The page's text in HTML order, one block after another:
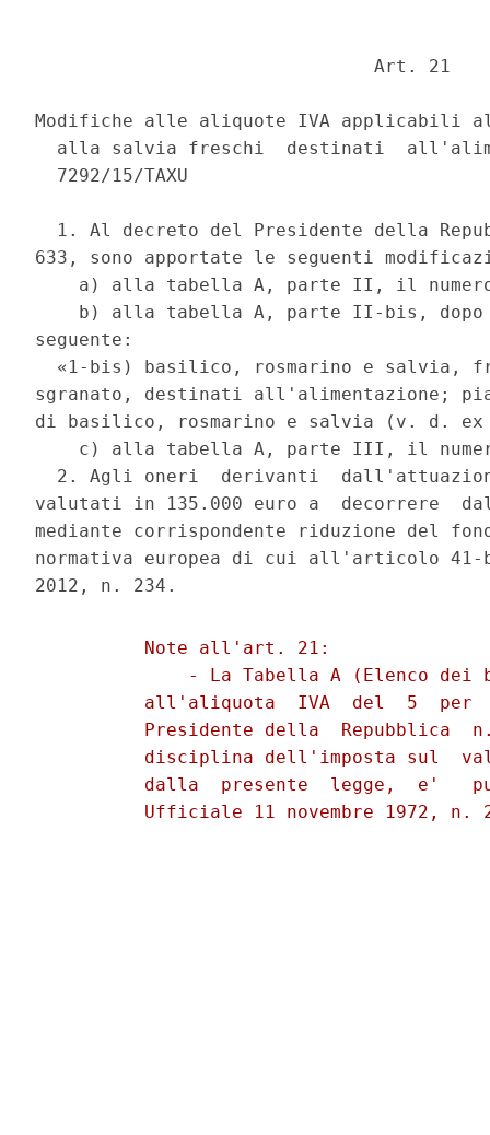
                               Art. 21
Modifiche alle aliquote IVA applicabili
alla salvia freschi  destinati
  7292/15/TAXU
1. Al decreto del Presidente della
633, sono apportate le seguenti
a) alla tabella A, parte II, il
b) alla tabella A, parte II-bis,
seguente:
«1-bis) basilico, rosmarino e salvia,
sgranato, destinati all'alimentazione;
di basilico, rosmarino e salvia (v. d.
c) alla tabella A, parte III, il
2. Agli oneri  derivanti
valutati in 135.000 euro a  decorrere
mediante corrispondente riduzione del
normativa europea di cui all'articolo 41-
          Note all'art. 21:
- La Tabella A (Elenco dei
all'aliquota  IVA  del  5  per
Presidente della  Repubblica
disciplina dell'imposta sul
dalla  presente  legge,  e'